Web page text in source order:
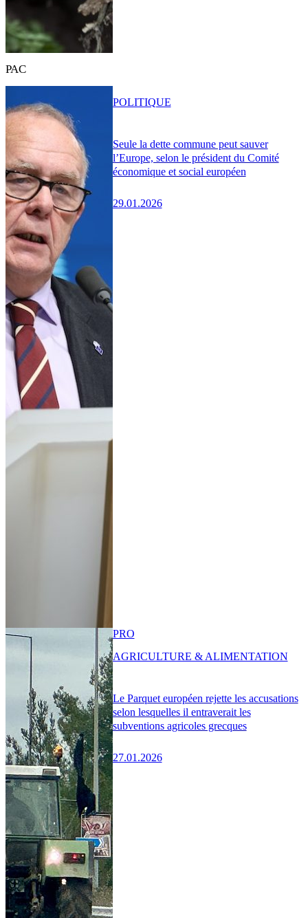
PAC
Seule la dette commune peut sauver
l’Europe, selon le président du Comité
économique et social européen
29.01.2026
POLITIQUE
Le Parquet européen rejette les accusations
selon lesquelles il entraverait les
subventions agricoles grecques
27.01.2026
PRO
AGRICULTURE & ALIMENTATION